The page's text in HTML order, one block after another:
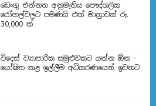
ඩෙංගු එන්නත අනුමැතිය පෞද්ගලික
රෝහල්වලට පමණයි එක් මාත්‍රාවක් රු.
30,000 ක්
විදෙස් ව්‍යාපාරික සමුළුවකට යන්න ඕන -
යෝෂිත කළ ඉල්ලීම අධිකරණයෙන් ඉවතට